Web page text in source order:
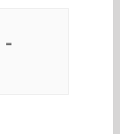
-